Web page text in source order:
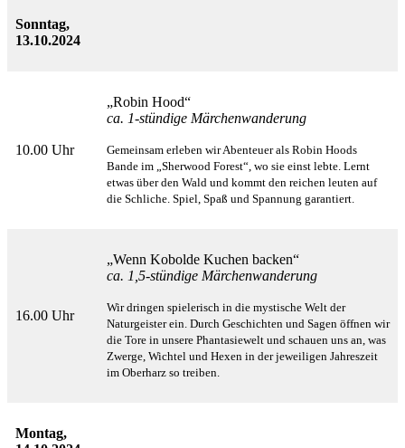
Sonntag,
13.10.2024
10.00 Uhr
„Robin Hood“
ca. 1-stündige Märchenwanderung
Gemeinsam erleben wir Abenteuer als Robin Hoods
Bande im „Sherwood Forest“, wo sie einst lebte. Lernt
etwas über den Wald und kommt den reichen leuten auf
die Schliche. Spiel, Spaß und Spannung garantiert.
16.00 Uhr
„Wenn Kobolde Kuchen backen“
ca. 1,5-stündige Märchenwanderung
Wir dringen spielerisch in die mystische Welt der
Naturgeister ein. Durch Geschichten und Sagen öffnen wir
die Tore in unsere Phantasiewelt und schauen uns an, was
Zwerge, Wichtel und Hexen in der jeweiligen Jahreszeit
im Oberharz so treiben.
Montag,